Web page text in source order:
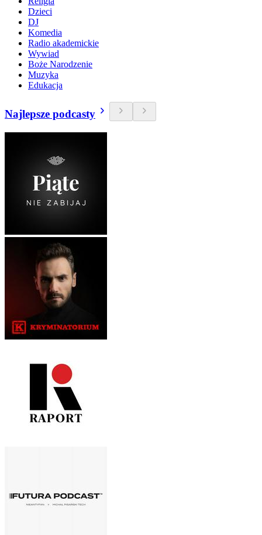
Dzieci
DJ
Komedia
Radio akademickie
Wywiad
Boże Narodzenie
Muzyka
Edukacja
Najlepsze podcasty